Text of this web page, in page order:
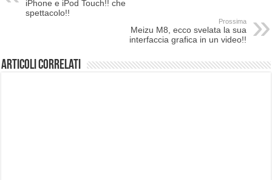
iPhone e iPod Touch!! che
spettacolo!!
Prossima
Meizu M8, ecco svelata la sua
interfaccia grafica in un video!!
Articoli correlati